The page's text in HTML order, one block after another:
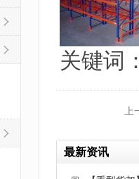
关键词
上
最新资讯